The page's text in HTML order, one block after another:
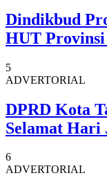
Dindikbud
HUT Provinsi
5
ADVERTORIAL
DPRD Kota
Selamat Hari
6
ADVERTORIAL